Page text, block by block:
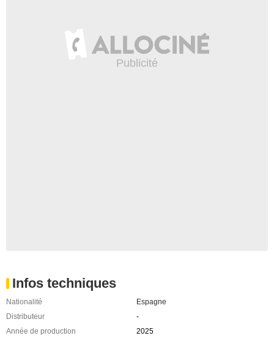
Infos techniques
Nationalité
Espagne
Distributeur
-
Année de production
2025